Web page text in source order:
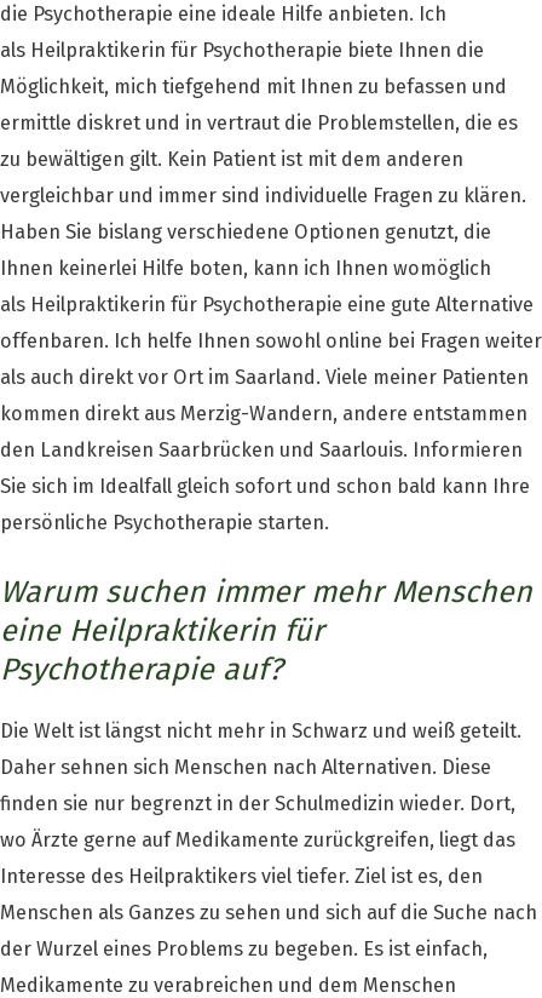
die Psychotherapie eine ideale Hilfe anbieten. Ich
als Heilpraktikerin für Psychotherapie biete Ihnen die
Möglichkeit, mich tiefgehend mit Ihnen zu befassen und
ermittle diskret und in vertraut die Problemstellen, die es
zu bewältigen gilt. Kein Patient ist mit dem anderen
vergleichbar und immer sind individuelle Fragen zu klären.
Haben Sie bislang verschiedene Optionen genutzt, die
Ihnen keinerlei Hilfe boten, kann ich Ihnen womöglich
als Heilpraktikerin für Psychotherapie eine gute Alternative
offenbaren. Ich helfe Ihnen sowohl online bei Fragen weiter
als auch direkt vor Ort im Saarland. Viele meiner Patienten
kommen direkt aus Merzig-Wandern, andere entstammen
den Landkreisen Saarbrücken und Saarlouis. Informieren
Sie sich im Idealfall gleich sofort und schon bald kann Ihre
persönliche Psychotherapie starten.
Warum suchen immer mehr Menschen
eine Heilpraktikerin für
Psychotherapie auf?
Die Welt ist längst nicht mehr in Schwarz und weiß geteilt.
Daher sehnen sich Menschen nach Alternativen. Diese
finden sie nur begrenzt in der Schulmedizin wieder. Dort,
wo Ärzte gerne auf Medikamente zurückgreifen, liegt das
Interesse des Heilpraktikers viel tiefer. Ziel ist es, den
Menschen als Ganzes zu sehen und sich auf die Suche nach
der Wurzel eines Problems zu begeben. Es ist einfach,
Medikamente zu verabreichen und dem Menschen